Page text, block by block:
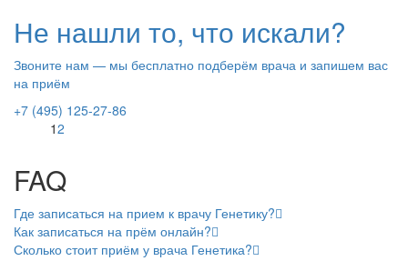
Не нашли то, что искали?
Звоните нам — мы бесплатно подберём врача и запишем вас
на приём
+7 (495) 125-27-86
12
FAQ
Где записаться на прием к врачу Генетику?
Как записаться на прём онлайн?
Сколько стоит приём у врача Генетика?